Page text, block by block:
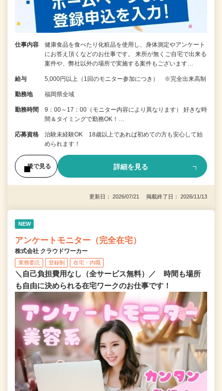
仕事内容
健康食品を食べたり化粧品を使用し、身体測定やアンケート
にお答え頂くなどのお仕事です。 来所が無くご自宅で出来る
案件や、弊社以外の場所で実施する案件もございます…
給与 5,000円以上（1回のモニター参加につき） ※完全出来高制
勤務地 福岡県全域
勤務時間
9：00～17：00（モニター内容により異なります） 好きな時
間＆タイミングで勤務OK！…
応募資格
治験未経験OK 18歳以上であれば初めての方も安心して始
められます！
後で見る 詳細を見る
更新日： 2026/07/21 掲載終了日： 2026/11/13
NEW
アンケートモニター（完全在宅）
株式会社 クラウドワーカー
業務委託 登録制 在宅・内職
＼自己負担費用なし（全サービス無料）／ 時間も場所
も自由に決められる在宅ワークのお仕事です！